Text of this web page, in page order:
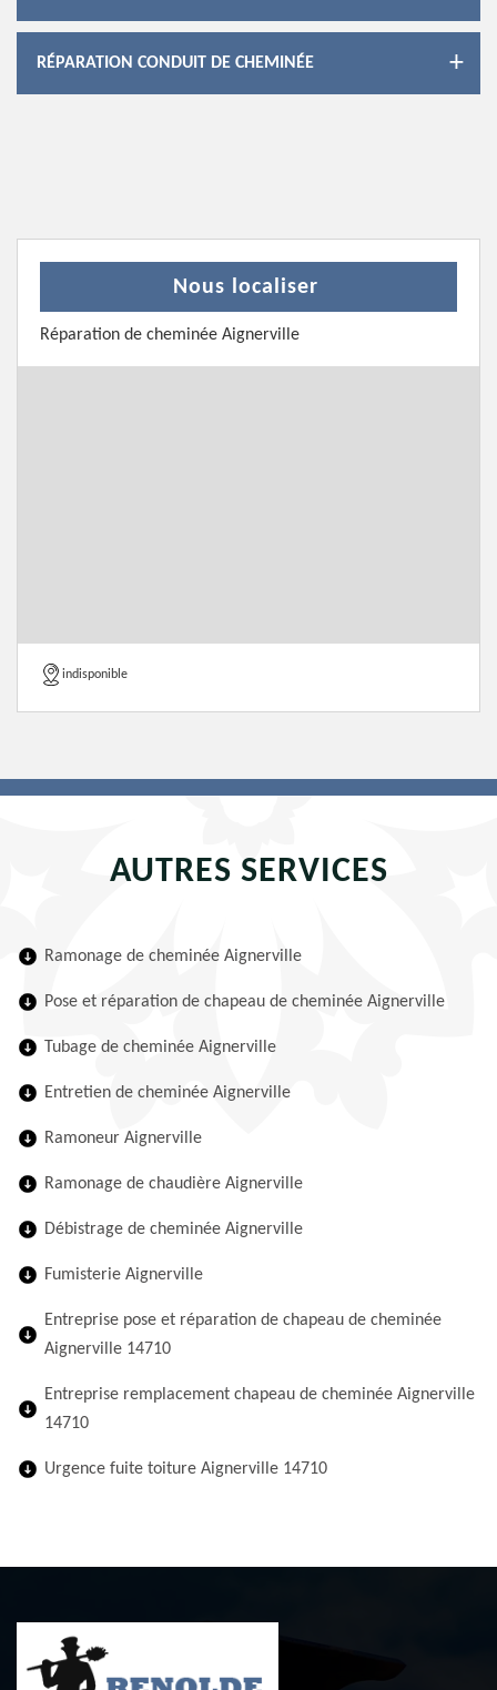
RÉPARATION CONDUIT DE CHEMINÉE
Nous localiser
Réparation de cheminée Aignerville
indisponible
AUTRES SERVICES
Ramonage de cheminée Aignerville
Pose et réparation de chapeau de cheminée Aignerville
Tubage de cheminée Aignerville
Entretien de cheminée Aignerville
Ramoneur Aignerville
Ramonage de chaudière Aignerville
Débistrage de cheminée Aignerville
Fumisterie Aignerville
Entreprise pose et réparation de chapeau de cheminée
Aignerville 14710
Entreprise remplacement chapeau de cheminée Aignerville
14710
Urgence fuite toiture Aignerville 14710